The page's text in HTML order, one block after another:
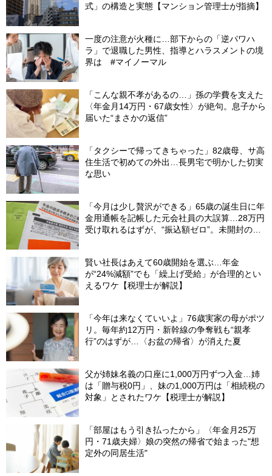
式」の構造と実態【マンション管理士が指摘】
一度の注意が火種に…部下からの「逆パワハ
ラ」で退職した男性、指導とハラスメントの境
界は #マイノーマル
「こんな親不孝があるの…」孫の学費を支えた
〈年金月14万円・67歳女性〉が絶句。息子から
届いた“まさかの返信”
「タクシーで帰ってきちゃった」82歳母、サ高
住生活で初めての外出…長男宅で明かした切実
な思い
「今月は少し贅沢ができる」65歳の誕生日に年
金用通帳を記帳した元会社員の大誤算…28万円
受け取れるはずが、“振込額ゼロ”。未開封の郵
賢い社長はあえて60歳開始を選ぶ…年金
が“24%減額”でも「繰上げ受給」が合理的とい
えるワケ【税理士が解説】
「今年は来なくていいよ」76歳実家の母がポツ
リ。毎年約12万円・新幹線の争奪戦も“親孝
行”のはずが…〈お盆の帰省〉が消えた夏
父が姉妹名義の口座に1,000万円ずつ入金…姉
は「贈与税0円」、妹の1,000万円は「相続税の
対象」とされたワケ【税理士が解説】
「部屋はもう引き払ったから」〈年金月25万
円・71歳夫婦〉娘の突然の帰省で始まった"想
定外の同居生活"